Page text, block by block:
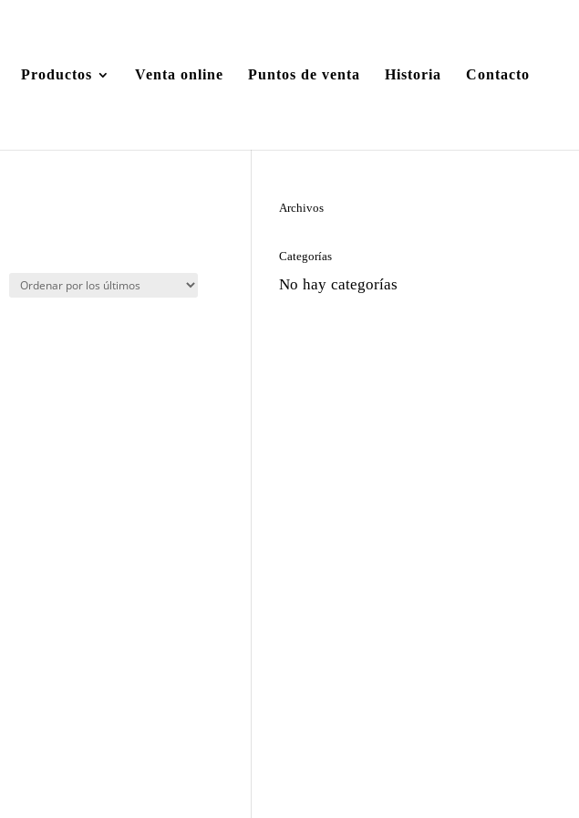
Productos Venta online Puntos de venta Historia Contacto
Archivos
Categorías
No hay categorías